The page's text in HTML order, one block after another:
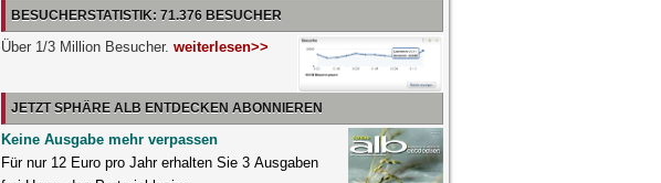
BESUCHERSTATISTIK: 71.376 BESUCHER
Über 1/3 Million Besucher. weiterlesen>>
JETZT SPHÄRE ALB ENTDECKEN ABONNIEREN
Keine Ausgabe mehr verpassen
Für nur 12 Euro pro Jahr erhalten Sie 3 Ausgaben